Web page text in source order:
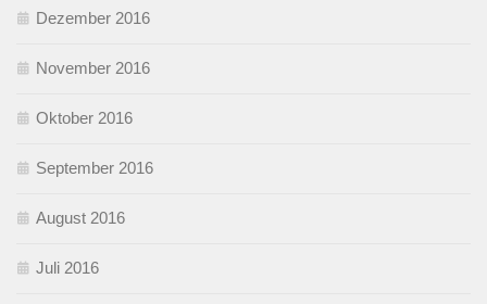
Dezember 2016
November 2016
Oktober 2016
September 2016
August 2016
Juli 2016